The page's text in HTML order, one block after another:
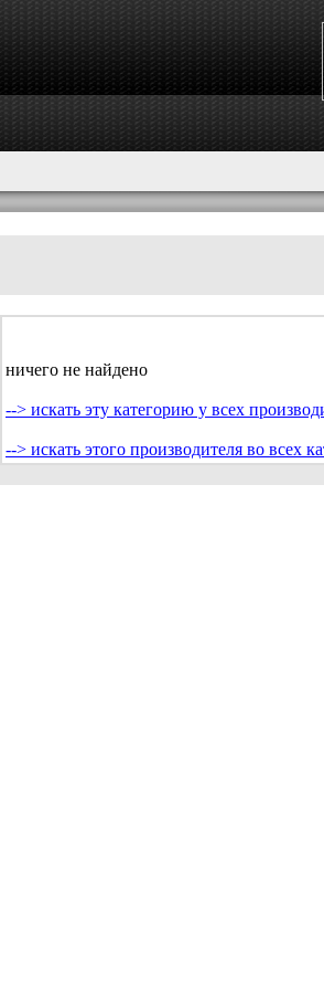
ничего не найдено
--> искать эту категорию у всех
--> искать этого производителя во всех